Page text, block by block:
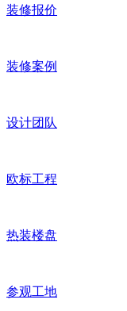
装修报价
装修案例
设计团队
欧标工程
热装楼盘
参观工地